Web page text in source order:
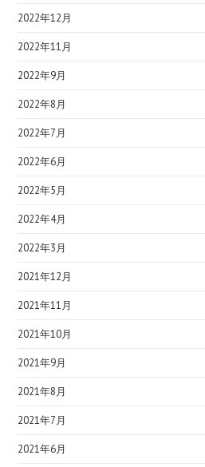
2022年12月
2022年11月
2022年9月
2022年8月
2022年7月
2022年6月
2022年5月
2022年4月
2022年3月
2021年12月
2021年11月
2021年10月
2021年9月
2021年8月
2021年7月
2021年6月